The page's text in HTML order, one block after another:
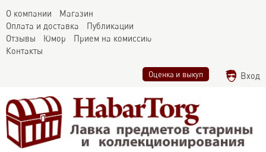
О компании
Магазин
Оплата и доставка
Публикации
Отзывы
Юмор
Прием на комиссию
Контакты
Оценка и выкуп Вход